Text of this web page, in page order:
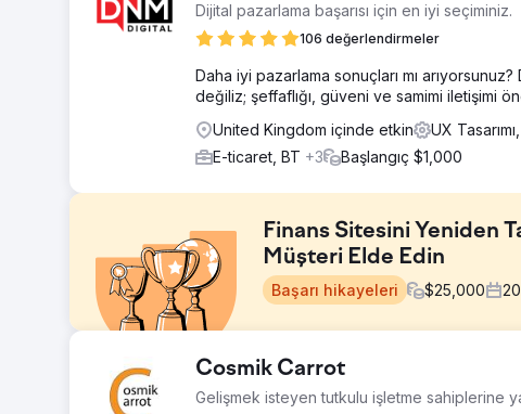
Dijital pazarlama başarısı için en iyi seçiminiz.
106 değerlendirmeler
Daha iyi pazarlama sonuçları mı
değiliz; şeffaflığı, güveni ve samimi iletişimi
United Kingdom içinde etkin
UX
E-ticaret, BT +3 Başlangıç $1,000
Finans Sitesini Yeniden
Müşteri Elde Edin
Başarı hikayeleri $25,000
Meydan Okuma
Son derece rekabetçi bir finans sektöründe performansı
mevcut web sitesi eski moda, güvenilirlikten yoksun ve
Cosmik Carrot
Gelişmek isteyen tutkulu işletme sahiplerine